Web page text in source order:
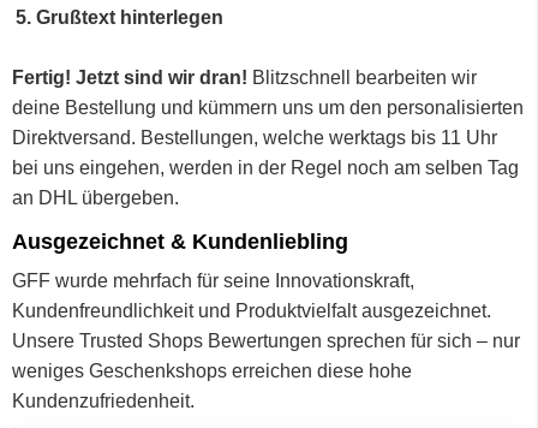
Grußtext hinterlegen
Fertig! Jetzt sind wir dran! Blitzschnell bearbeiten wir
deine Bestellung und kümmern uns um den personalisierten
Direktversand. Bestellungen, welche werktags bis 11 Uhr
bei uns eingehen, werden in der Regel noch am selben Tag
an DHL übergeben.
Ausgezeichnet & Kundenliebling
GFF wurde mehrfach für seine Innovationskraft,
Kundenfreundlichkeit und Produktvielfalt ausgezeichnet.
Unsere Trusted Shops Bewertungen sprechen für sich – nur
weniges Geschenkshops erreichen diese hohe
Kundenzufriedenheit.